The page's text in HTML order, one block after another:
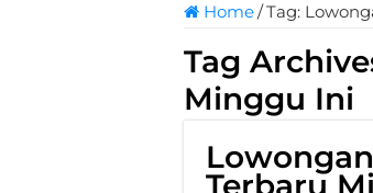
Home/Tag:
Tag
Minggu Ini
Terbaru